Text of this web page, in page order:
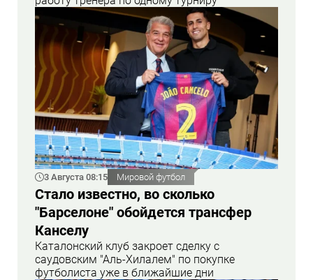
3 Августа 08:15 Мировой футбол
Стало известно, во сколько
"Барселоне" обойдется трансфер
Канселу
Каталонский клуб закроет сделку с
саудовским "Аль-Хилалем" по покупке
футболиста уже в ближайшие дни